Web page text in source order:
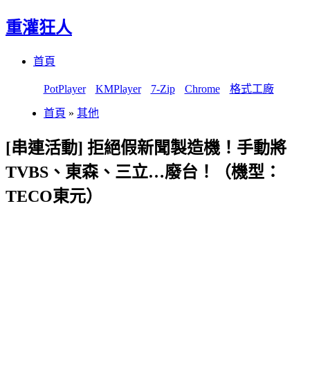
重灌狂人
首頁
PotPlayer KMPlayer 7-Zip Chrome 格式工廠
首頁 » 其他
[串連活動] 拒絕假新聞製造機！手動將
TVBS、東森、三立…廢台！（機型：
TECO東元）